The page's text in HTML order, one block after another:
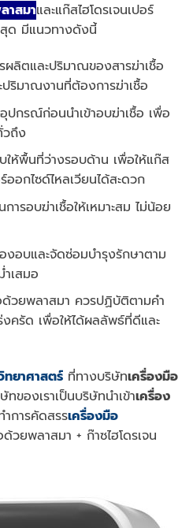
าสมาและแก๊สไฮโดรเจนเปอร์
สุด มีแนวทางดังนี้
ผลิตและปริมาณของสารฆ่าเชื้อ
ริมาณงานที่ต้องการฆ่าเชื้อ
ปกรณ์ก่อนนำเข้าอบฆ่าเชื้อ เพื่อ
วถึง
ห้พื้นที่ว่างรอบด้าน เพื่อให้แก๊ส
ออกไซด์ไหลเวียนได้สะดวก
ารอบฆ่าเชื้อให้เหมาะสม ไม่น้อย
งอบและจัดซ่อมบำรุงรักษาตาม
ำเสมอ
ด้วยพลาสมา ควรปฏิบัติตามคำ
ครัด เพื่อให้ได้ผลลัพธ์ที่ดีและ
ทยาศาสตร์ ที่ทางบริษัทเครื่องมือ
ของเราเป็นบริษัทนำเข้าเครื่อง
การคัดสรรเครื่องมือ
วยพลาสมา + ก๊าซไฮโดรเจน